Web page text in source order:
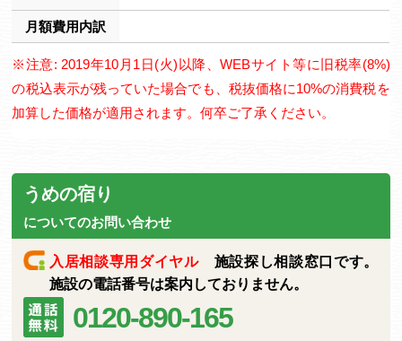
月額費用内訳
※注意: 2019年10月1日(火)以降、WEBサイト等に旧税率(8%)
の税込表示が残っていた場合でも、税抜価格に10%の消費税を
加算した価格が適用されます。何卒ご了承ください。
うめの宿り
についてのお問い合わせ
入居相談専用ダイヤル施設探し相談窓口です。
施設の電話番号は案内しておりません。
0120-890-165